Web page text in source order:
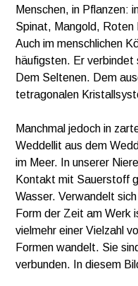
Menschen, in Pflanzen:
Spinat, Mangold, Roten
Auch im menschlichen
häufigsten. Er
Dem Seltenen. Dem
tetragonalen
Manchmal jedoch in
Weddellit aus dem
im Meer. In unserer
Kontakt mit Sauerstoff
Wasser. Verwandelt
Form der Zeit am Werk
vielmehr einer Vielzahl
Formen wandelt. Sie
verbunden. In diesem